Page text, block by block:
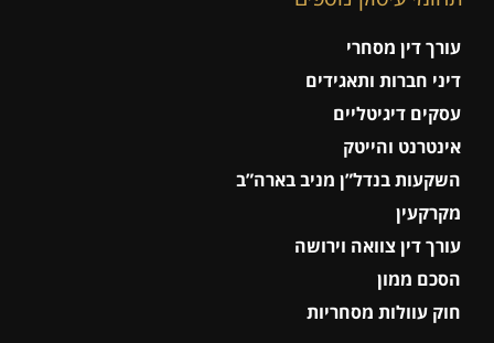
עורך דין מסחרי
דיני חברות ותאגידים
עסקים דיגיטליים
אינטרנט והייטק
השקעות בנדל”ן מניב בארה”ב
מקרקעין
עורך דין צוואה וירושה
הסכם ממון
חוק עוולות מסחריות